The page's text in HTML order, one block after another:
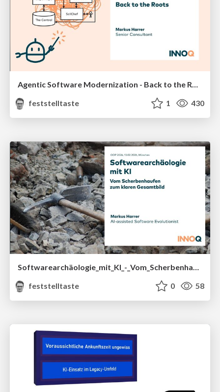
Agentic Software Modernization - Back to the Roots (Zürich Agentic Coding and Architectures, März 2026)
feststelltaste
1 430
Softwarearchäologie_mit_KI_-_Vom_Scherbenhaufen_zum_klaren_Gesamtbild__OOP_2026_.pdf
feststelltaste
0 58